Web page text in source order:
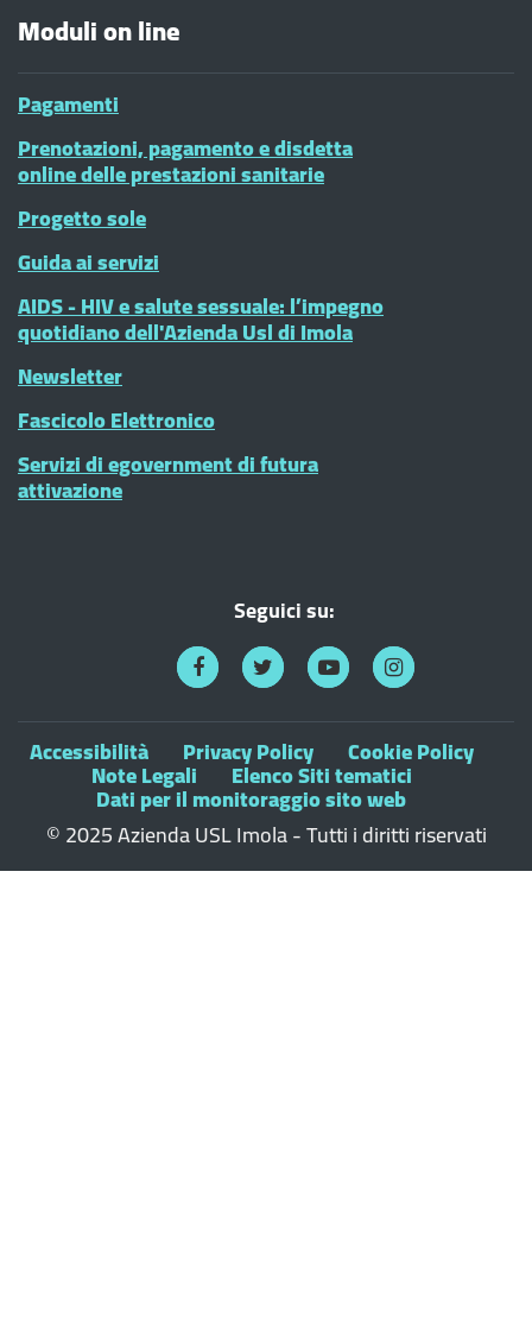
Moduli on line
Pagamenti
Prenotazioni, pagamento e disdetta
online delle prestazioni sanitarie
Progetto sole
Guida ai servizi
AIDS - HIV e salute sessuale: l’impegno
quotidiano dell'Azienda Usl di Imola
Newsletter
Fascicolo Elettronico
Servizi di egovernment di futura
attivazione
Seguici su:
Accessibilità Privacy Policy Cookie Policy
Note Legali Elenco Siti tematici
Dati per il monitoraggio sito web
© 2025 Azienda USL Imola - Tutti i diritti riservati